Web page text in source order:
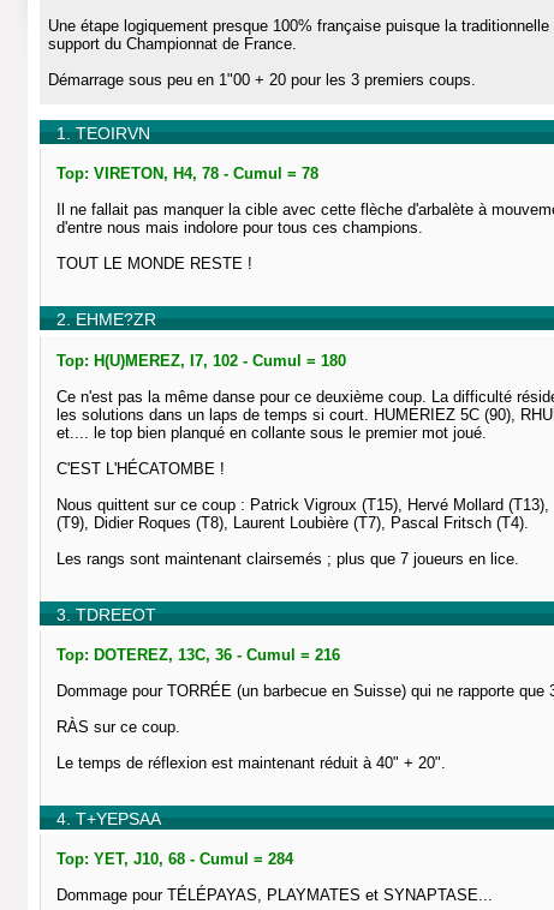
Une étape logiquement presque 100% française puisque la
support du Championnat de France.
Démarrage sous peu en 1"00 + 20 pour les 3 premiers coups.
1. TEOIRVN
Top: VIRETON, H4, 78 - Cumul = 78
Il ne fallait pas manquer la cible avec cette flèche d'arbalète à
d'entre nous mais indolore pour tous ces champions.
TOUT LE MONDE RESTE !
2. EHME?ZR
Top: H(U)MEREZ, I7, 102 - Cumul = 180
Ce n'est pas la même danse pour ce deuxième coup. La difficulté
les solutions dans un laps de temps si court. HUMERIEZ 5C (90),
et.... le top bien planqué en collante sous le premier mot joué.
C'EST L'HÉCATOMBE !
Nous quittent sur ce coup : Patrick Vigroux (T15), Hervé Mollard
(T9), Didier Roques (T8), Laurent Loubière (T7), Pascal Fritsch (T4).
Les rangs sont maintenant clairsemés ; plus que 7 joueurs en lice.
3. TDREEOT
Top: DOTEREZ, 13C, 36 - Cumul = 216
Dommage pour TORRÉE (un barbecue en Suisse) qui ne rapporte que
RÀS sur ce coup.
Le temps de réflexion est maintenant réduit à 40" + 20".
4. T+YEPSAA
Top: YET, J10, 68 - Cumul = 284
Dommage pour TÉLÉPAYAS, PLAYMATES et SYNAPTASE...